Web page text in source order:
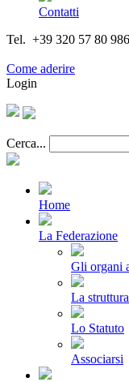
Contatti
Tel. +39 320 57 80 986
Come aderire
Login
Cerca...
Home
La Federazione
Gli organi
La struttura
Lo Statuto
Associarsi